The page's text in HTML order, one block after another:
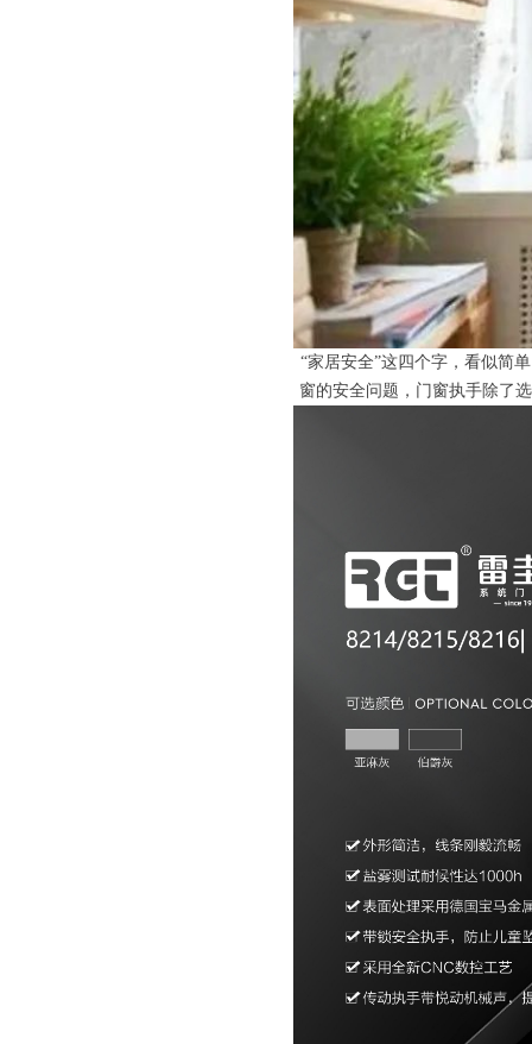
“家居安全”这四个字，看似简
窗的安全问题，门窗执手除了